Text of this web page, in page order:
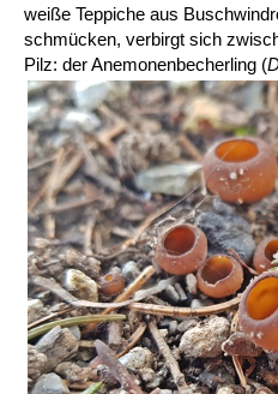
weiße Teppiche aus
schmücken, verbirgt sich
Pilz: der Anemonenbecherling (